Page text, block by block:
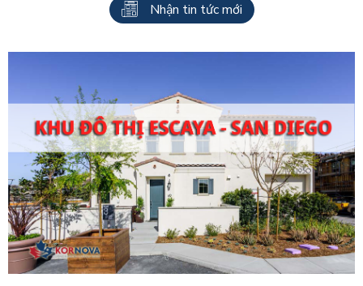
Nhận tin tức mới